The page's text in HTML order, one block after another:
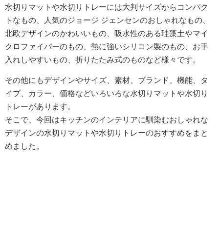
水切りマットや水切りトレーには大判サイズからコンパク
トなもの、人気のジョージ ジェンセンのおしゃれなもの、
北欧デザインのかわいいもの、吸水性のある珪藻土やマイ
クロファイバーのもの、熱に強いシリコン製のもの、お手
入れしやすいもの、折りたたみ式のものなど様々です。
その他にもデザインやサイズ、素材、ブランド、機能、タ
イプ、カラー、価格などいろいろな水切りマットや水切り
トレーがあります。
そこで、今回はキッチンのインテリアに馴染むおしゃれな
デザインの水切りマットや水切りトレーのおすすめをまと
めました。